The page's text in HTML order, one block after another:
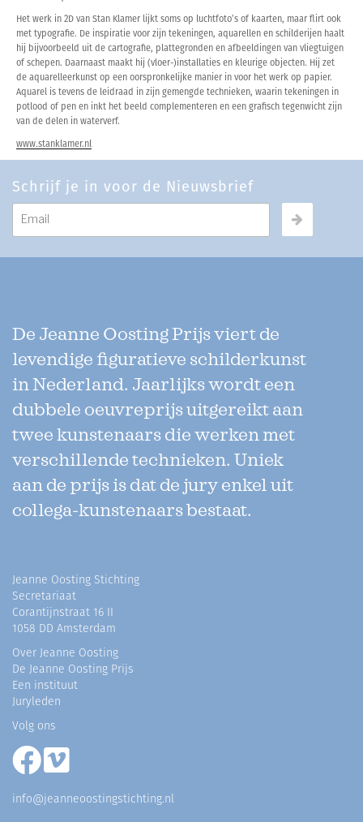
Het werk in 2D van Stan Klamer lijkt soms op luchtfoto’s of kaarten, maar flirt ook
met typografie. De inspiratie voor zijn tekeningen, aquarellen en schilderijen haalt
hij bijvoorbeeld uit de cartografie, plattegronden en afbeeldingen van vliegtuigen
of schepen. Daarnaast maakt hij (vloer-)installaties en kleurige objecten. Hij zet
de aquarelleerkunst op een oorspronkelijke manier in voor het werk op papier.
Aquarel is tevens de leidraad in zijn gemengde technieken, waarin tekeningen in
potlood of pen en inkt het beeld complementeren en een grafisch tegenwicht zijn
van de delen in waterverf.
www.stanklamer.nl
Schrijf je in voor de Nieuwsbrief
De Jeanne Oosting Prijs viert de
levendige figuratieve schilderkunst
in Nederland. Jaarlijks wordt een
dubbele oeuvreprijs uitgereikt aan
twee kunstenaars die werken met
verschillende technieken. Uniek
aan de prijs is dat de jury enkel uit
collega-kunstenaars bestaat.
Jeanne Oosting Stichting
Secretariaat
Corantijnstraat 16 II
1058 DD Amsterdam
Over Jeanne Oosting
De Jeanne Oosting Prijs
Een instituut
Juryleden
Volg ons
info@jeanneoostingstichting.nl